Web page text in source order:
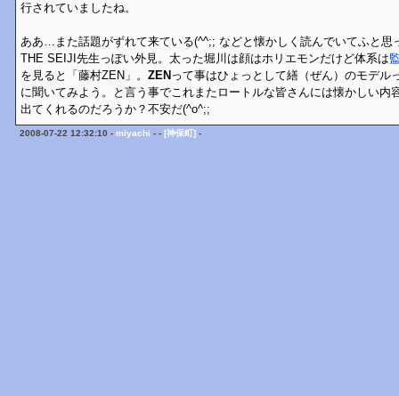
行されていましたね。
ああ…また話題がずれて来ている(^^;; などと懐かしく読んでいてふと思
THE SEIJI先生っぽい外見。太った堀川は顔はホリエモンだけど体系は
を見ると「藤村ZEN」。 ZEN って事はひょっとして繕（ぜん）のモデル
に聞いてみよう。と言う事でこれまたロートルな皆さんには懐かしい内
出てくれるのだろうか？不安だ(^o^;;
2008-07-22 12:32:10 - miyachi - - [神保町] -